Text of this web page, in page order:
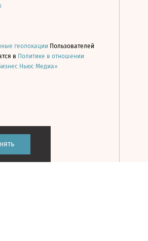
геолокации Пользователей
в Политике в отношении
Ньюс Медиа»